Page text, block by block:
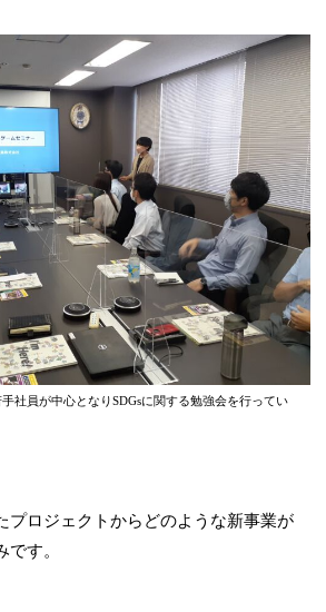
社員が中心となりSDGsに関する勉強会を行ってい
プロジェクトからどのような新事業が
す。